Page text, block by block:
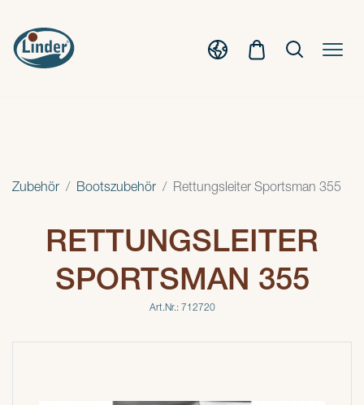
Zubehör Bootszubehör Rettungsleiter Sportsman 355
RETTUNGSLEITER
SPORTSMAN 355
Art.Nr.: 712720